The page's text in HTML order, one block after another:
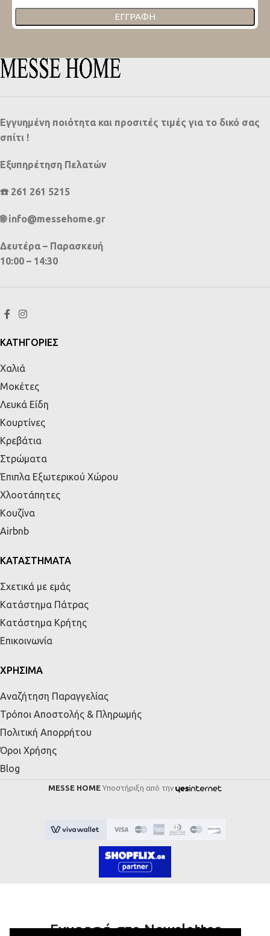
ΕΓΓΡΑΦΉ
Εγγυημένη ποιότητα και προσιτές τιμές για το δικό σας
σπίτι !
Εξυπηρέτηση Πελατών
☎️ 261 261 5215
🌐 info@messehome.gr
Δευτέρα – Παρασκευή
10:00 – 14:30
ΚΑΤΗΓΟΡΙΕΣ
Χαλιά
Μοκέτες
Λευκά Είδη
Κουρτίνες
Κρεβάτια
Στρώματα
Έπιπλα Εξωτερικού Χώρου
Χλοοτάπητες
Κουζίνα
Airbnb
ΚΑΤΑΣΤΗΜΑΤΑ
Σχετικά με εμάς
Κατάστημα Πάτρας
Κατάστημα Κρήτης
Επικοινωνία
ΧΡΗΣΙΜΑ
Αναζήτηση Παραγγελίας
Τρόποι Αποστολής & Πληρωμής
Πολιτική Απορρήτου
Όροι Χρήσης
Blog
MESSE HOME Υποστήριξη από την
Εγγραφή στο Newsletter